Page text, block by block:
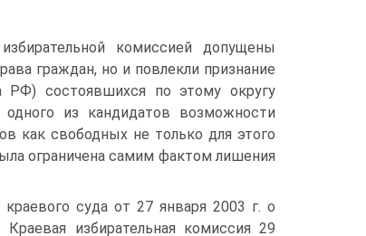
комиссией допущены
граждан, но и повлекли признание
РФ) состоявшихся по этому округу
из кандидатов возможности
как свободных не только для этого
ограничена самим фактом лишения
суда от 27 января 2003 г. о
избирательная комиссия 29